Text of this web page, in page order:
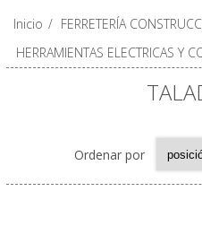
Inicio / FERRETERÍA
HERRAMIENTAS ELECTRICAS Y
Ordenar por